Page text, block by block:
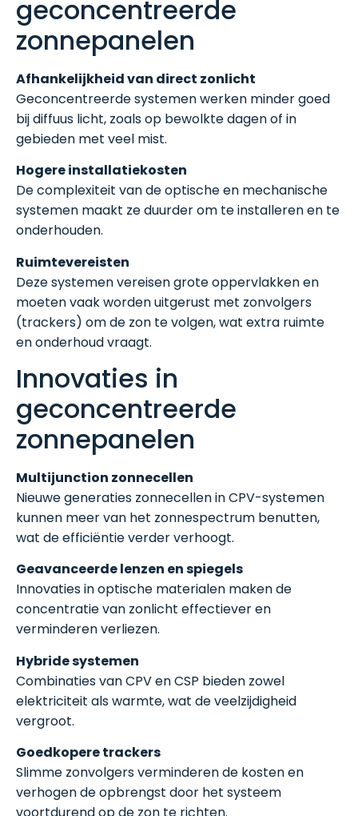
geconcentreerde
zonnepanelen
Afhankelijkheid van direct zonlicht
Geconcentreerde systemen werken minder goed
bij diffuus licht, zoals op bewolkte dagen of in
gebieden met veel mist.
Hogere installatiekosten
De complexiteit van de optische en mechanische
systemen maakt ze duurder om te installeren en te
onderhouden.
Ruimtevereisten
Deze systemen vereisen grote oppervlakken en
moeten vaak worden uitgerust met zonvolgers
(trackers) om de zon te volgen, wat extra ruimte
en onderhoud vraagt.
Innovaties in
geconcentreerde
zonnepanelen
Multijunction zonnecellen
Nieuwe generaties zonnecellen in CPV-systemen
kunnen meer van het zonnespectrum benutten,
wat de efficiëntie verder verhoogt.
Geavanceerde lenzen en spiegels
Innovaties in optische materialen maken de
concentratie van zonlicht effectiever en
verminderen verliezen.
Hybride systemen
Combinaties van CPV en CSP bieden zowel
elektriciteit als warmte, wat de veelzijdigheid
vergroot.
Goedkopere trackers
Slimme zonvolgers verminderen de kosten en
verhogen de opbrengst door het systeem